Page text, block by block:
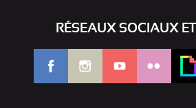
RÉSEAUX SOCIAUX